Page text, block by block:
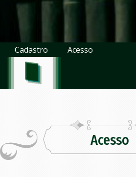
Cadastro Acesso
Acesso